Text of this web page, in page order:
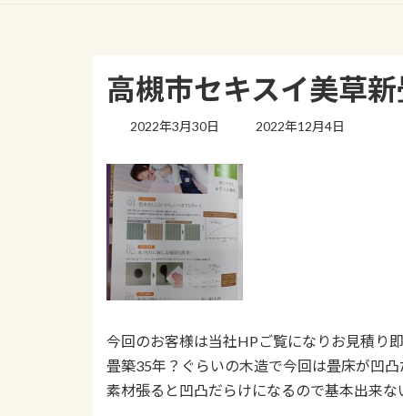
高槻市セキスイ美草
2022年3月30日
最
2022年12月4日
今回のお客様は当社HPご覧になりお見積り
畳築35年？ぐらいの木造で今回は畳床が凹
素材張ると凹凸だらけになるので基本出来な